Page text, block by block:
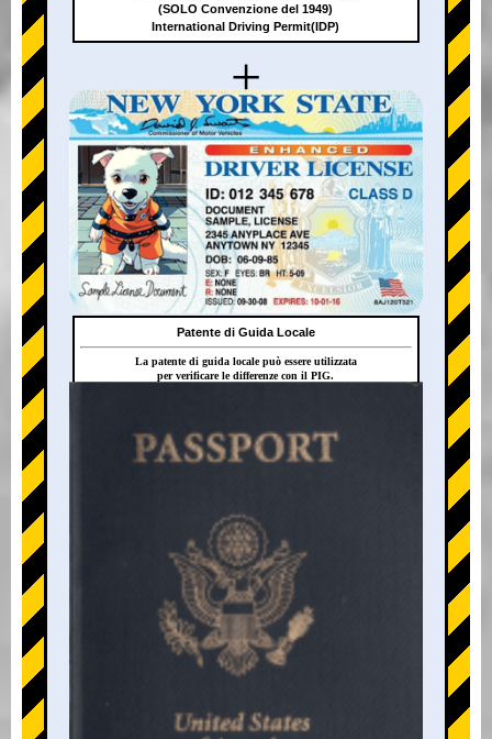
+
+
(SOLO Convenzione del 1949)
International Driving Permit(IDP)
Patente di Guida Locale
La patente di guida locale può essere utilizzata
per verificare le differenze con il PIG.